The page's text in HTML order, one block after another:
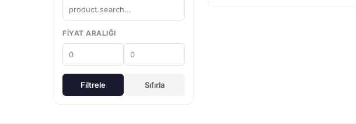
FIYAT ARALIĞI
Filtrele Sıfırla